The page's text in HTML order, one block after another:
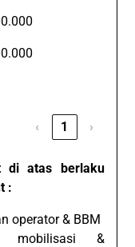
‹ 1 ›
di atas berlaku
:
operator & BBM
mobilisasi &